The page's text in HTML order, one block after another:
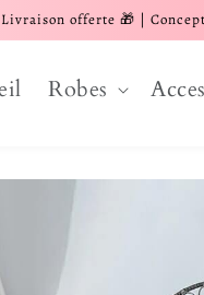
Livraison offerte 🎁 |
Robes